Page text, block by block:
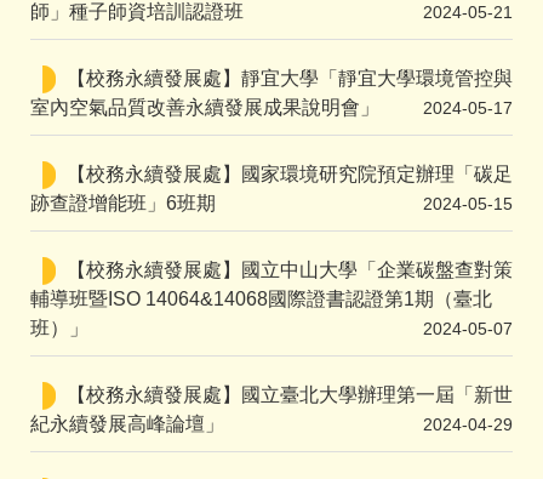
師」種子師資培訓認證班
2024-05-21
【校務永續發展處】靜宜大學「靜宜大學環境管控與
室內空氣品質改善永續發展成果說明會」
2024-05-17
【校務永續發展處】國家環境研究院預定辦理「碳足
跡查證增能班」6班期
2024-05-15
【校務永續發展處】國立中山大學「企業碳盤查對策
輔導班暨ISO 14064&14068國際證書認證第1期（臺北
班）」
2024-05-07
【校務永續發展處】國立臺北大學辦理第一屆「新世
紀永續發展高峰論壇」
2024-04-29